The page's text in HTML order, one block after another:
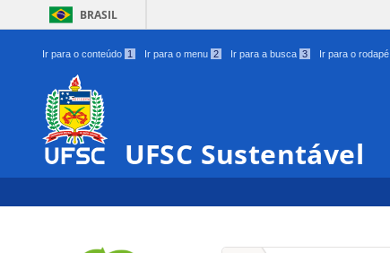
BRASIL
Ir para o conteúdo 1 Ir para o menu 2 Ir para a busca 3 Ir para o rodapé
UFSC Sustentável